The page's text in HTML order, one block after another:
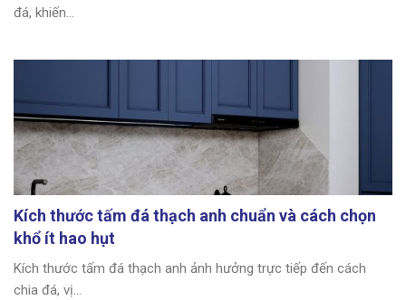
đá, khiến...
Kích thước tấm đá thạch anh chuẩn và cách chọn
khổ ít hao hụt
Kích thước tấm đá thạch anh ảnh hưởng trực tiếp đến cách
chia đá, vị...